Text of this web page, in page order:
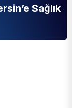
Sağlık